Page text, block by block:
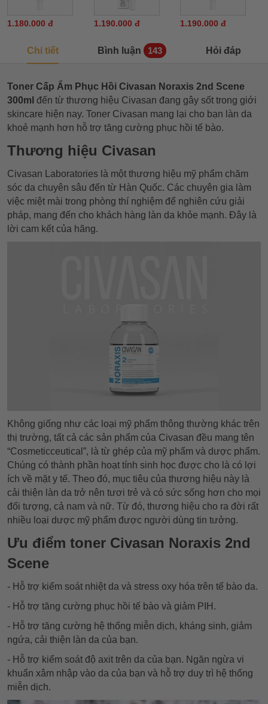
1.180.000 đ 1.190.000 đ 1.190.000 đ
Chi tiết Bình luận 143 Hỏi đáp
Toner Cấp Ẩm Phục Hồi Civasan Noraxis 2nd Scene
300ml đến từ thương hiệu Civasan đang gây sốt trong giới
skincare hiện nay. Toner Civasan mang lại cho bạn làn da
khoẻ mạnh hơn hỗ trợ tăng cường phục hồi tế bào.
Thương hiệu Civasan
Civasan Laboratories là một thương hiệu mỹ phẩm chăm
sóc da chuyên sâu đến từ Hàn Quốc. Các chuyên gia làm
việc miệt mài trong phòng thí nghiệm để nghiên cứu giải
pháp, mang đến cho khách hàng làn da khỏe mạnh. Đây là
lời cam kết của hãng.
Không giống như các loại mỹ phẩm thông thường khác trên
thị trường, tất cả các sản phẩm của Civasan đều mang tên
“Cosmeticceutical”, là từ ghép của mỹ phẩm và dược phẩm.
Chúng có thành phần hoạt tính sinh học được cho là có lợi
ích về mặt y tế. Theo đó, mục tiêu của thương hiệu này là
cải thiện làn da trở nên tươi trẻ và có sức sống hơn cho mọi
đối tượng, cả nam và nữ. Từ đó, thương hiệu cho ra đời rất
nhiều loại dược mỹ phẩm được người dùng tin tưởng.
Ưu điểm toner Civasan Noraxis 2nd
Scene
- Hỗ trợ kiểm soát nhiệt da và stress oxy hóa trên tế bào da.
- Hỗ trợ tăng cường phục hồi tế bào và giảm PIH.
- Hỗ trợ tăng cường hệ thống miễn dịch, kháng sinh, giảm
ngứa, cải thiện làn da của bạn.
- Hỗ trợ kiểm soát độ axit trên da của bạn. Ngăn ngừa vi
khuẩn xâm nhập vào da của bạn và hỗ trợ duy trì hệ thống
miễn dịch.